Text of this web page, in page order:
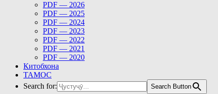
PDF — 2026
PDF — 2025
PDF — 2024
PDF — 2023
PDF — 2022
PDF — 2021
PDF — 2020
Китобхона
ТАМОС
Search for:
Search Button